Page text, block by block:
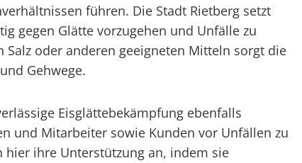
führen. Die Stadt Rietberg setzt
gegen Glätte vorzugehen und Unfälle zu
oder anderen geeigneten Mitteln sorgt die
Gehwege.
Eisglättebekämpfung ebenfalls
und Mitarbeiter sowie Kunden vor Unfällen zu
ihre Unterstützung an, indem sie